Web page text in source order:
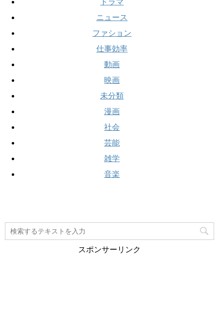
ニュース
ファション
仕事効率
動画
映画
未分類
漫画
社会
芸能
雑学
音楽
スポンサーリンク